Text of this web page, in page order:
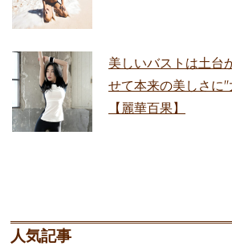
美しいバストは土台
せて本来の美しさに"
【麗華百果】
人気記事